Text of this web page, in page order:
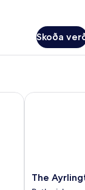
Skoða
The
Ayrlington
The
The Ayrlington